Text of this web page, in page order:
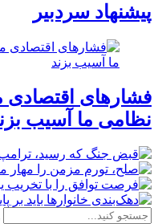
پیشنهاد سردبیر
فشارهای اقتصادی
نظامی ما آسیب